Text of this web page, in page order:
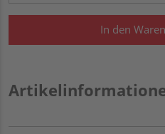
In den